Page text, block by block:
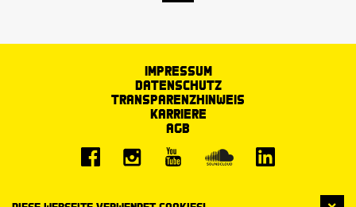
Impressum
Datenschutz
Transparenzhinweis
Karriere
AGB